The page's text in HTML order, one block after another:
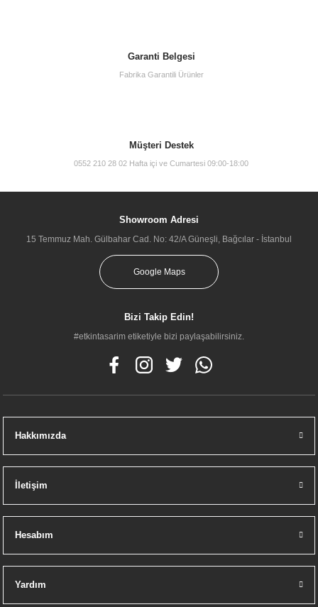
VitrA A42845 İstanbul Ankastre Lavabo Bataryası (sıva üstü grubu)
VitrA A42231 İstanbul Ankastre Lavabo Bataryası (sıva üstü grubu) Uzun
Garanti Belgesi
Fabrika Garantili Ürünler
Müşteri Destek
0552 210 28 02 Hafta içi ve Cumartesi 09:00-18:00
Showroom Adresi
15 Temmuz Mah. Gülbahar Cad. No: 42/A Güneşli, Bağcılar - İstanbul
Google Maps
Bizi Takip Edin!
#etkintasarim etiketiyle bizi paylaşabilirsiniz.
Hakkımızda
İletişim
Hesabım
Yardım